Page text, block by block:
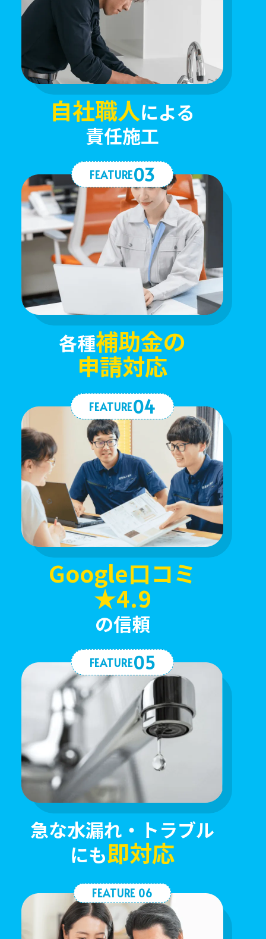
自社職人による
責任施工
FEATURE03
各種補助金の
申請対応
FEATURE04
Google口コミ
★4.9
の信頼
FEATURE05
急な水漏れ・トラブル
にも即対応
FEATURE 06